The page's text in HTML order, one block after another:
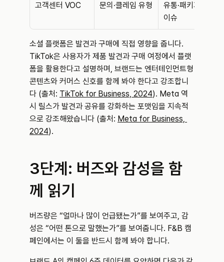
고객센터 VOC 문의·클레임 유형
유통·패키지·품질
이슈
소셜 플랫폼은 발견과 구매에 직접 영향을 줍니다.
TikTok은 사용자가 제품 발견과 구매 여정에서 플랫
폼을 활용한다고 설명하며, 브랜드는 엔터테인먼트형
콘텐츠와 커머스 신호를 함께 봐야 한다고 강조합니
다 (출처: TikTok for Business, 2024). Meta 역
시 릴스가 발견과 공유를 강화하는 포맷임을 지속적
으로 강조해왔습니다 (출처: Meta for Business,
2024).
3단계: 버즈와 감성을 함
께 읽기
버즈량은 “얼마나 많이 언급됐는가”를 보여주고, 감
성은 “어떤 톤으로 말했는가”를 보여줍니다. F&B 캠
페인에서는 이 둘을 반드시 함께 봐야 합니다.